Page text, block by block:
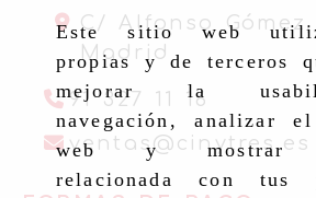
Este sitio web
propias y de terceros
mejorar la
navegación, analizar
web y mostrar
relacionada con tus
C/ Alfonso
Madrid
91 327 11 16
ventas cinytres.es